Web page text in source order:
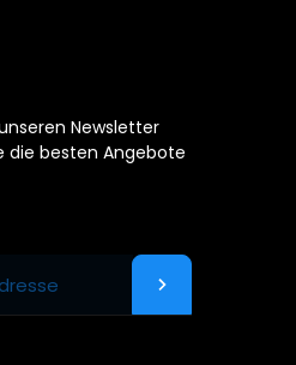
Newsletter
die besten Angebote